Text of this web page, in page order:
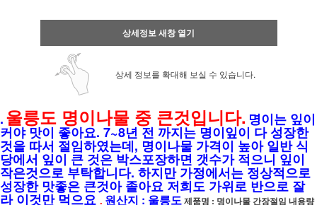
상세정보 새창 열기
상세 정보를 확대해 보실 수 있습니다.
.울릉도 명이나물 중 큰것입니다. 명이는 잎이
커야 맛이 좋아요. 7~8년 전 까지는 명이잎이 다 성장한
것을 따서 절임하였는데, 명이나물 가격이 높아 일반 식
당에서 잎이 큰 것은 박스포장하면 갯수가 적으니 잎이
작은것으로 부탁합니다. 하지만 가정에서는 정상적으로
성장한 맛좋은 큰것아 졸아요 저희도 가위로 반으로 잘
라 이것만 먹으요. 원산지 : 울릉도제품명 : 명이나물 간장절임 내용량